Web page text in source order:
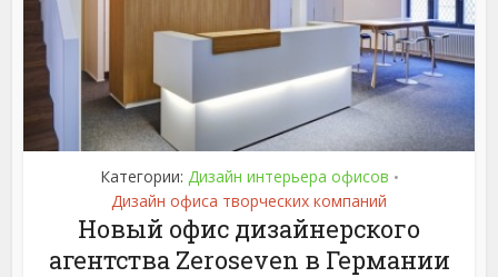
Категории: Дизайн интерьера офисов •
Дизайн офиса творческих компаний
Новый офис дизайнерского
агентства Zeroseven в Германии